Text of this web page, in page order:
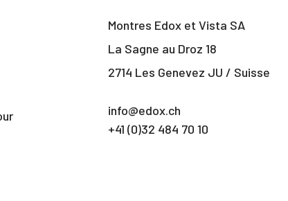
Montres Edox et Vista SA
La Sagne au Droz 18
2714 Les Genevez JU / Suisse
info@edox.ch
+41 (0)32 484 70 10